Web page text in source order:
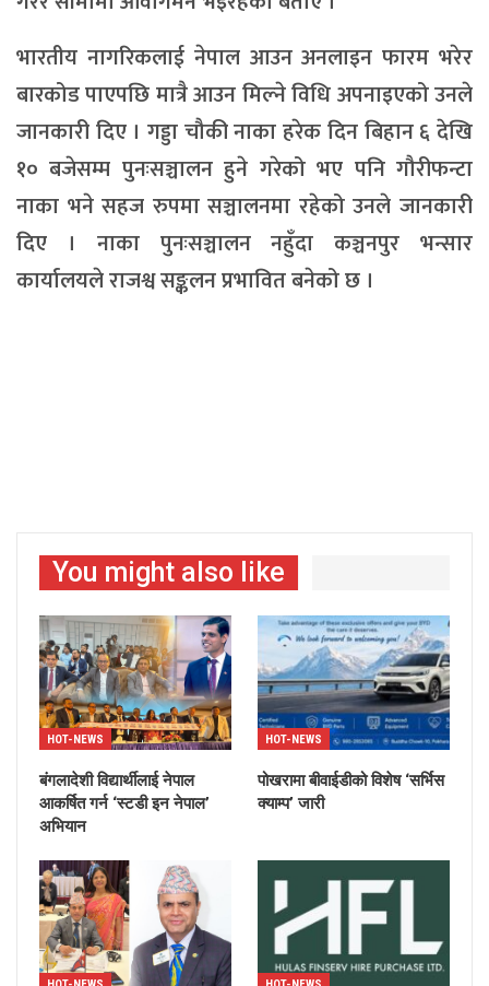
भारतीय नागरिकलाई नेपाल आउन अनलाइन फारम भरेर
बारकोड पाएपछि मात्रै आउन मिल्ने विधि अपनाइएको उनले
जानकारी दिए । गड्डा चौकी नाका हरेक दिन बिहान ६ देखि
१० बजेसम्म पुनःसञ्चालन हुने गरेको भए पनि गौरीफन्टा
नाका भने सहज रुपमा सञ्चालनमा रहेको उनले जानकारी
दिए । नाका पुनःसञ्चालन नहुँदा कञ्चनपुर भन्सार
कार्यालयले राजश्व सङ्कलन प्रभावित बनेको छ ।
You might also like
HOT-NEWS
बंगलादेशी विद्यार्थीलाई नेपाल
आकर्षित गर्न ‘स्टडी इन नेपाल’
अभियान
HOT-NEWS
पोखरामा बीवाईडीको विशेष ‘सर्भिस
क्याम्प’ जारी